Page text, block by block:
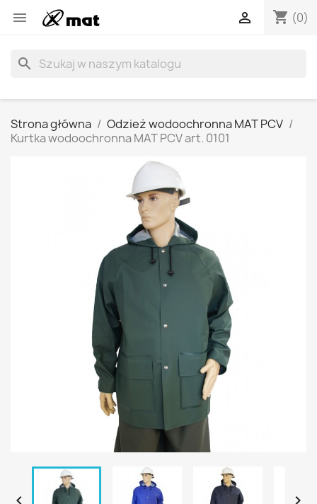
 shopping_cart (0)

search
Strona główna
Odzież wodoochronna MAT PCV
Kurtka wodoochronna MAT PCV art. 0101
 